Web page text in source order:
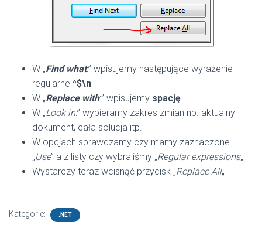
W „Find what:” wpisujemy następujące wyrażenie
regularne ^$\n
W „Replace with:” wpisujemy spację.
W „Look in:” wybieramy zakres zmian np. aktualny
dokument, cała solucja itp.
W opcjach sprawdzamy czy mamy zaznaczone
„Use” a z listy czy wybraliśmy „Regular expressions„
Wystarczy teraz wcisnąć przycisk „Replace All„
Kategorie: .NET